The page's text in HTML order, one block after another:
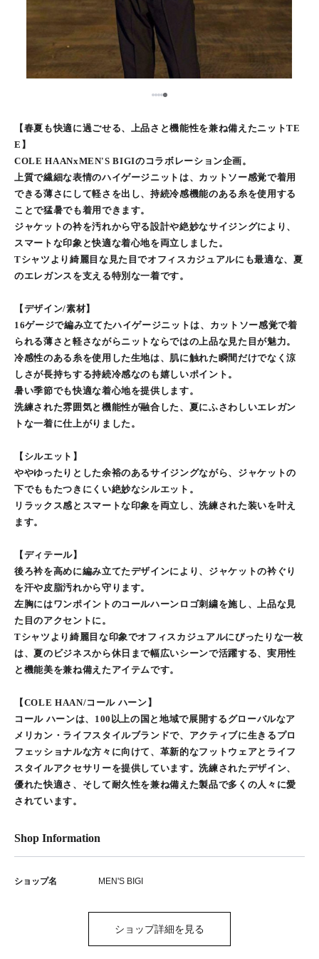
1234
【春夏も快適に過ごせる、上品さと機能性を兼ね備えたニットTE
E】
COLE HAANxMEN'S BIGIのコラボレーション企画。
上質で繊細な表情のハイゲージニットは、カットソー感覚で着用
できる薄さにして軽さを出し、持続冷感機能のある糸を使用する
ことで猛暑でも着用できます。
ジャケットの衿を汚れから守る設計や絶妙なサイジングにより、
スマートな印象と快適な着心地を両立しました。
Tシャツより綺麗目な見た目でオフィスカジュアルにも最適な、夏
のエレガンスを支える特別な一着です。
【デザイン/素材】
16ゲージで編み立てたハイゲージニットは、カットソー感覚で着
られる薄さと軽さながらニットならではの上品な見た目が魅力。
冷感性のある糸を使用した生地は、肌に触れた瞬間だけでなく涼
しさが長持ちする持続冷感なのも嬉しいポイント。
暑い季節でも快適な着心地を提供します。
洗練された雰囲気と機能性が融合した、夏にふさわしいエレガン
トな一着に仕上がりました。
【シルエット】
ややゆったりとした余裕のあるサイジングながら、ジャケットの
下でももたつきにくい絶妙なシルエット。
リラックス感とスマートな印象を両立し、洗練された装いを叶え
ます。
【ディテール】
後ろ衿を高めに編み立てたデザインにより、ジャケットの衿ぐり
を汗や皮脂汚れから守ります。
左胸にはワンポイントのコールハーンロゴ刺繍を施し、上品な見
た目のアクセントに。
Tシャツより綺麗目な印象でオフィスカジュアルにぴったりな一枚
は、夏のビジネスから休日まで幅広いシーンで活躍する、実用性
と機能美を兼ね備えたアイテムです。
【COLE HAAN/コール ハーン】
コール ハーンは、100以上の国と地域で展開するグローバルなア
メリカン・ライフスタイルブランドで、アクティブに生きるプロ
フェッショナルな方々に向けて、革新的なフットウェアとライフ
スタイルアクセサリーを提供しています。洗練されたデザイン、
優れた快適さ、そして耐久性を兼ね備えた製品で多くの人々に愛
されています。
Shop Information
ショップ名 MEN'S BIGI
ショップ詳細を見る